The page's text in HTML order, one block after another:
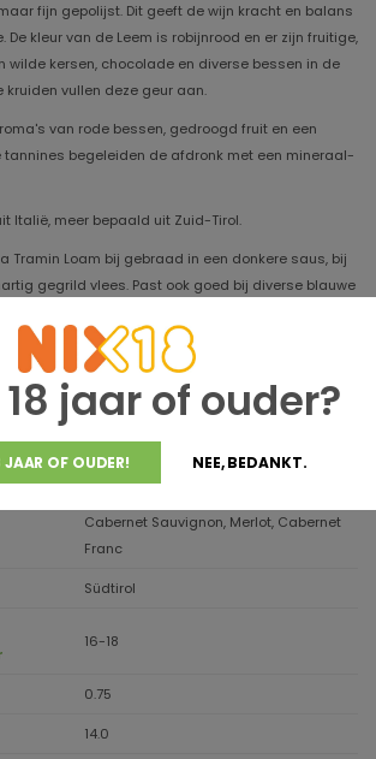
jaar of ouder?
OF OUDER! NEE, BEDANKT.
fijn gepolijst. Dit geeft de wijn kracht en balans
De kleur van de Leem is robijnrood en er zijn fruitige,
wilde kersen, chocolade en diverse bessen in de
kruiden vullen deze geur aan.
van rode bessen, gedroogd fruit en een
tannines begeleiden de afdronk met een mineraal-
Italië, meer bepaald uit Zuid-Tirol.
Tramin Loam bij gebraad in een donkere saus, bij
gegrild vlees. Past ook goed bij diverse blauwe
2022
2032
Cabernet Sauvignon, Merlot, Cabernet
Franc
Südtirol
16-18
0.75
14.0